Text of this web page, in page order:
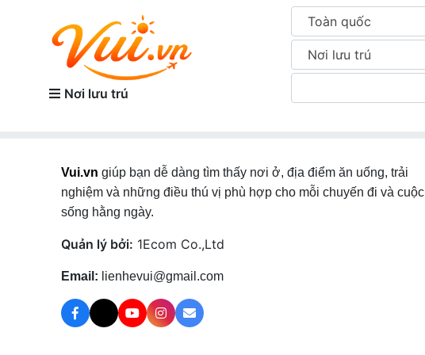
Nơi lưu trú
Toàn quốc
Nơi lưu trú
Vui.vn giúp bạn dễ dàng tìm thấy nơi ở, địa điểm ăn uống, trải
nghiệm và những điều thú vị phù hợp cho mỗi chuyến đi và cuộc
sống hằng ngày.
Quản lý bởi: 1Ecom Co.,Ltd
Email: lienhevui@gmail.com